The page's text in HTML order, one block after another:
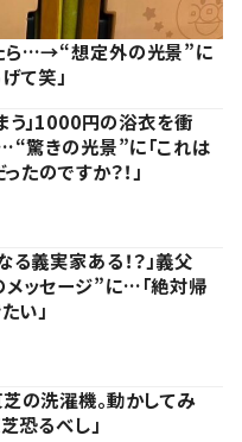
ら…→“想定外の光景”に
て笑」
う」1000円の浴衣を衝
驚きの光景”に「これは
たのですか？！」
る義実家ある！？」義父
ッセージ”に…「絶対帰
い」
の洗濯機。動かしてみ
恐るべし」